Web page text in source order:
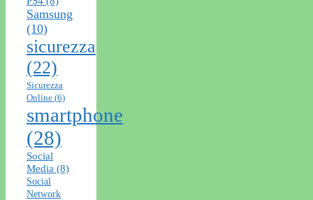
Samsung
(10)
sicurezza
(22)
Sicurezza
Online (6)
smartphone
(28)
Social
Media (8)
Social
Network